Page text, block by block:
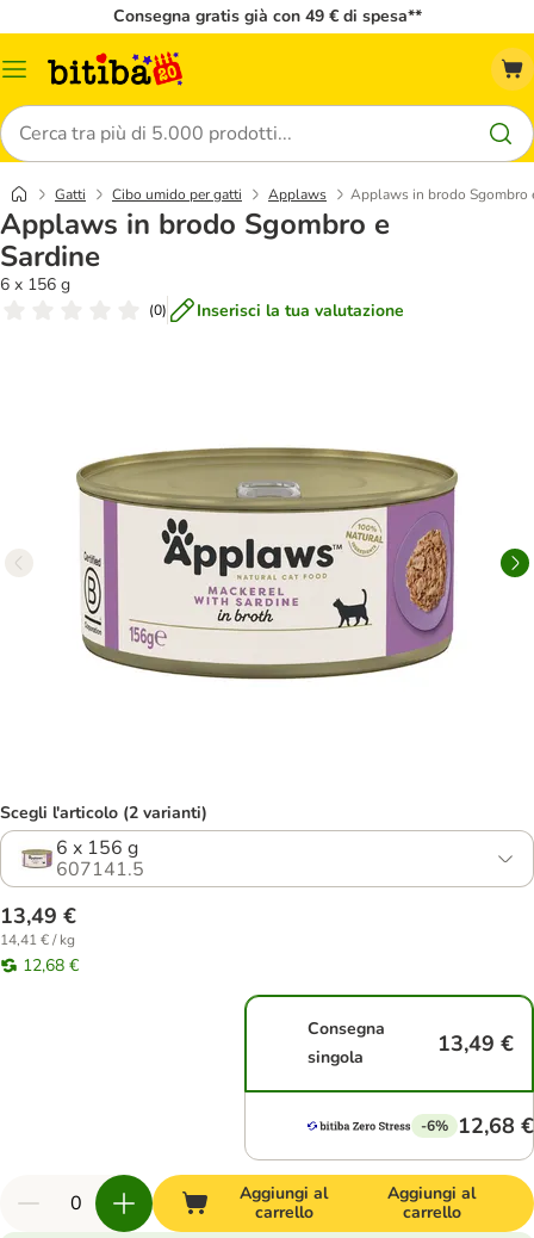
Consegna gratis già con 49 € di spesa**
Overview
Cerca
Gatti Cibo umido per gatti Applaws Applaws in brodo Sgombro
Applaws in brodo Sgombro e
Sardine
6 x 156 g
(0) Inserisci la tua valutazione
Scegli l'articolo (2 varianti)
6 x 156 g
607141.5
13,49 €
14,41 € / kg
12,68 €
Consegna
singola
13,49 €
-6% 12,68 €
Aggiungi al
carrello
Aggiungi al
carrello